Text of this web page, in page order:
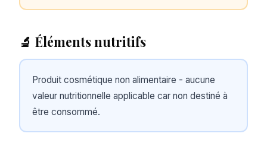
🔬 Éléments nutritifs
Produit cosmétique non alimentaire - aucune
valeur nutritionnelle applicable car non destiné à
être consommé.